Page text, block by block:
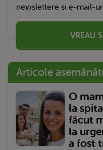
newslettere si e-mail-
VREAU
Articole
O
la
făcut
la
a fost